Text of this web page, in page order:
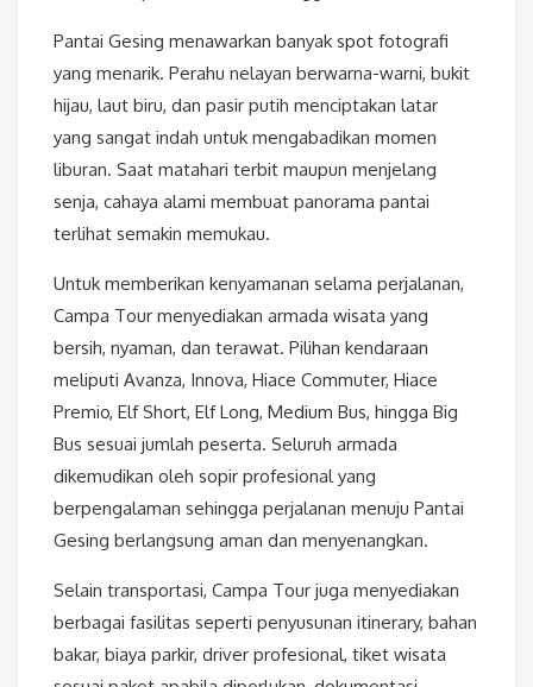
Pantai Gesing menawarkan banyak spot fotografi
yang menarik. Perahu nelayan berwarna-warni, bukit
hijau, laut biru, dan pasir putih menciptakan latar
yang sangat indah untuk mengabadikan momen
liburan. Saat matahari terbit maupun menjelang
senja, cahaya alami membuat panorama pantai
terlihat semakin memukau.
Untuk memberikan kenyamanan selama perjalanan,
Campa Tour menyediakan armada wisata yang
bersih, nyaman, dan terawat. Pilihan kendaraan
meliputi Avanza, Innova, Hiace Commuter, Hiace
Premio, Elf Short, Elf Long, Medium Bus, hingga Big
Bus sesuai jumlah peserta. Seluruh armada
dikemudikan oleh sopir profesional yang
berpengalaman sehingga perjalanan menuju Pantai
Gesing berlangsung aman dan menyenangkan.
Selain transportasi, Campa Tour juga menyediakan
berbagai fasilitas seperti penyusunan itinerary, bahan
bakar, biaya parkir, driver profesional, tiket wisata